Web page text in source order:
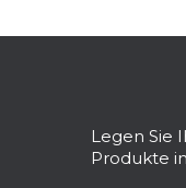
Legen Sie
Produkte